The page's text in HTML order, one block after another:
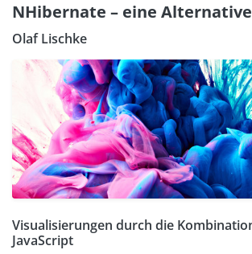
NHibernate – eine Alternative
Olaf Lischke
Visualisierungen durch die
JavaScript